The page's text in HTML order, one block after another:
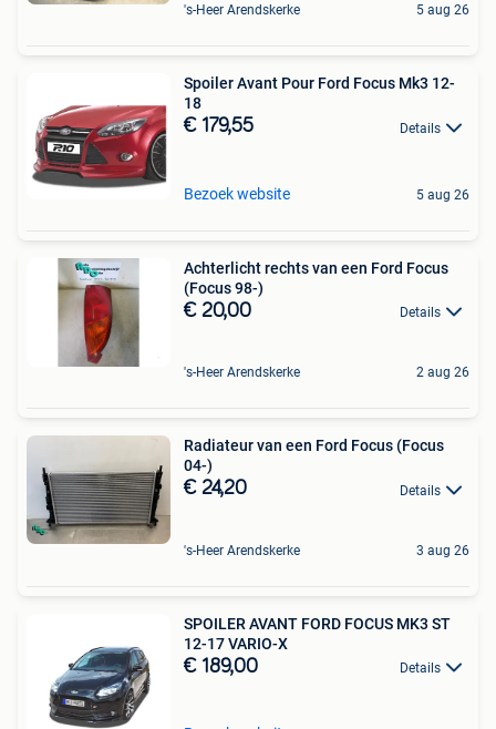
's-Heer Arendskerke 5 aug 26
Spoiler Avant Pour Ford Focus Mk3 12-
18
€ 179,55 Details
Bezoek website 5 aug 26
Achterlicht rechts van een Ford Focus
(Focus 98-)
€ 20,00 Details
's-Heer Arendskerke 2 aug 26
Radiateur van een Ford Focus (Focus
04-)
€ 24,20 Details
's-Heer Arendskerke 3 aug 26
SPOILER AVANT FORD FOCUS MK3 ST
12-17 VARIO-X
€ 189,00 Details